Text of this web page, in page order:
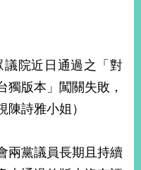
院近日通過之「對
獨版本」闖關失敗，
詩雅小姐）
兩黨議員長期且持續